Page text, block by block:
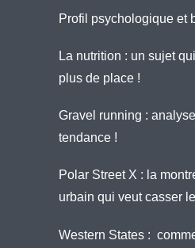
Profil psychologique et
La nutrition : un sujet
plus de place !
Gravel running :
tendance !
Polar Street X : la
urbain qui veut casser
Western States :